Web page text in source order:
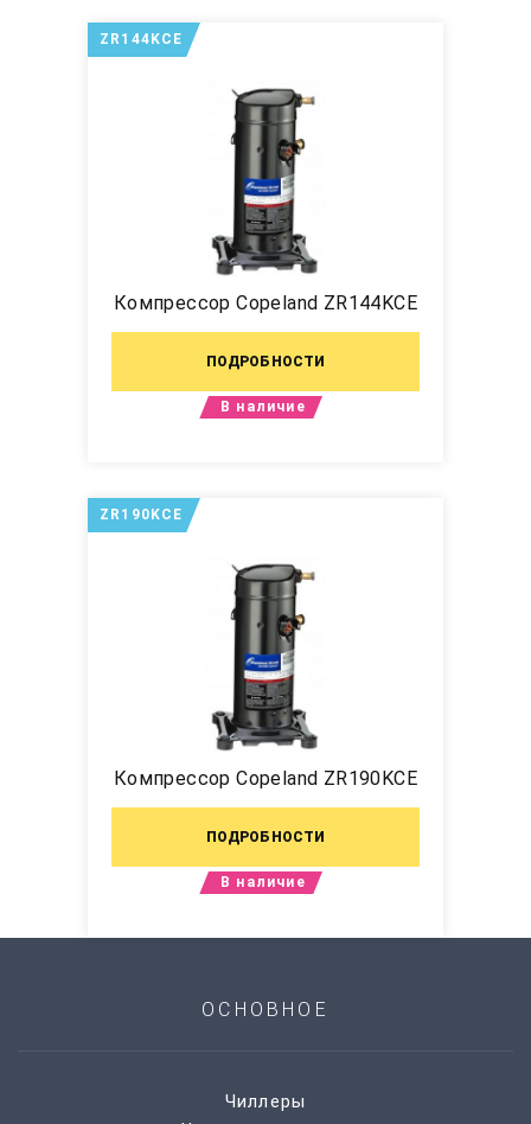
Компрессор Copeland ZR144KCE
ПОДРОБНОСТИ
ZR144KCE
В наличие
Компрессор Copeland ZR190KCE
ПОДРОБНОСТИ
ZR190KCE
В наличие
ОСНОВНОЕ
Чиллеры